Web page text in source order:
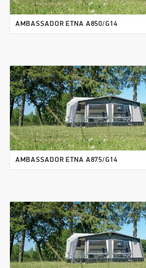
AMBASSADOR ETNA A850/G14
AMBASSADOR ETNA A875/G14